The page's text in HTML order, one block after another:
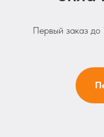
Первый заказ до